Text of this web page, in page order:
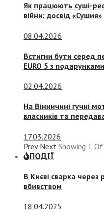
Як працюють суші-
війни: досвід «Сушия»
08.04.2026
Встигни бути серед
EURO 5 з
02.04.2026
На Вінничині гучні
власників та
17.03.2026
Prev Next Showing 1 Of
ПОДІЇ
В Києві сварка через
вбивством
18.04.2025